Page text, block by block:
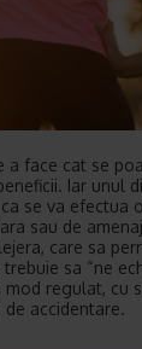
a face cat se
Iar unul
se va efectua
sau de
care sa
sa “ne
mod regulat, cu
de accidentare.